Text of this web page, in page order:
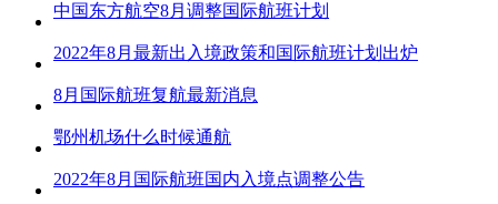
中国东方航空8月调整国际航班计划
2022年8月最新出入境政策和国际航班计划出炉
8月国际航班复航最新消息
鄂州机场什么时候通航
2022年8月国际航班国内入境点调整公告